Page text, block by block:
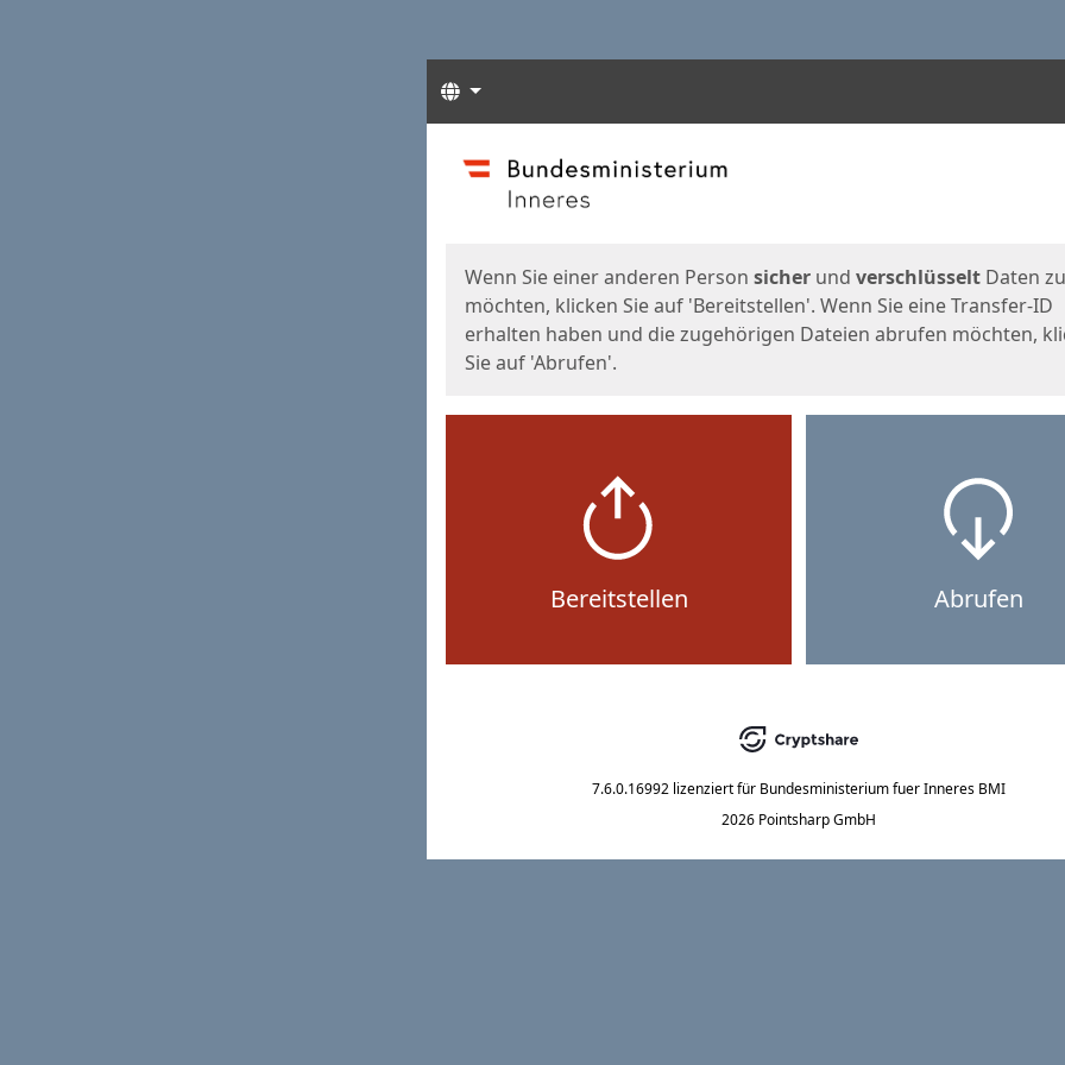
Sprachen
Start
Wenn Sie einer anderen Person sicher und verschlüsselt Daten
möchten, klicken Sie auf 'Bereitstellen'. Wenn Sie eine Transfer-ID
erhalten haben und die zugehörigen Dateien abrufen möchten,
Sie auf 'Abrufen'.
Bereitstellen Abrufen
7.6.0.16992 lizenziert für Bundesministerium fuer Inneres BMI
2026 Pointsharp GmbH